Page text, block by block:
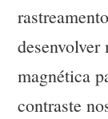
magnética
contraste